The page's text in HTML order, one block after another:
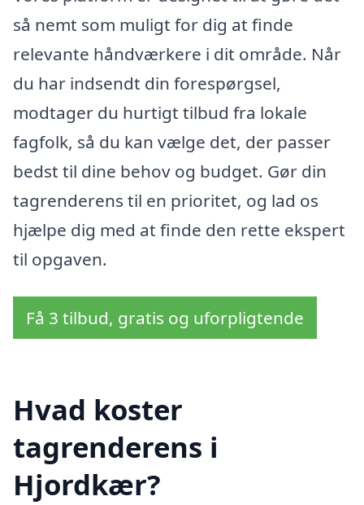
så nemt som muligt for dig at finde
relevante håndværkere i dit område. Når
du har indsendt din forespørgsel,
modtager du hurtigt tilbud fra lokale
fagfolk, så du kan vælge det, der passer
bedst til dine behov og budget. Gør din
tagrenderens til en prioritet, og lad os
hjælpe dig med at finde den rette ekspert
til opgaven.
Få 3 tilbud, gratis og uforpligtende
Hvad koster
tagrenderens i
Hjordkær?